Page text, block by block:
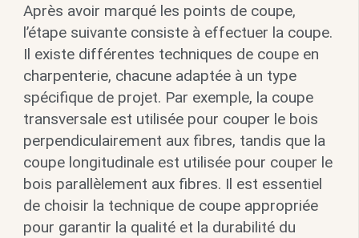
Après avoir marqué les points de coupe,
l’étape suivante consiste à effectuer la coupe.
Il existe différentes techniques de coupe en
charpenterie, chacune adaptée à un type
spécifique de projet. Par exemple, la coupe
transversale est utilisée pour couper le bois
perpendiculairement aux fibres, tandis que la
coupe longitudinale est utilisée pour couper le
bois parallèlement aux fibres. Il est essentiel
de choisir la technique de coupe appropriée
pour garantir la qualité et la durabilité du